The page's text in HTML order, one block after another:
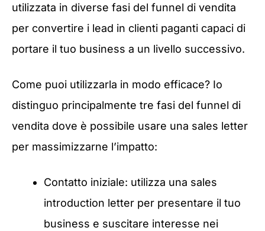
utilizzata in diverse fasi del funnel di vendita
per convertire i lead in clienti paganti capaci di
portare il tuo business a un livello successivo.
Come puoi utilizzarla in modo efficace? Io
distinguo principalmente tre fasi del funnel di
vendita dove è possibile usare una sales letter
per massimizzarne l’impatto:
Contatto iniziale: utilizza una sales
introduction letter per presentare il tuo
business e suscitare interesse nei